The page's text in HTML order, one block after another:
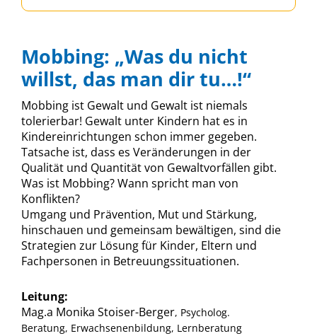
Mobbing: „Was du nicht
willst, das man dir tu…!“
Mobbing ist Gewalt und Gewalt ist niemals
tolerierbar! Gewalt unter Kindern hat es in
Kindereinrichtungen schon immer gegeben.
Tatsache ist, dass es Veränderungen in der
Qualität und Quantität von Gewaltvorfällen gibt.
Was ist Mobbing? Wann spricht man von
Konflikten?
Umgang und Prävention, Mut und Stärkung,
hinschauen und gemeinsam bewältigen, sind die
Strategien zur Lösung für Kinder, Eltern und
Fachpersonen in Betreuungssituationen.
Leitung:
Mag.a Monika Stoiser-Berger, Psycholog.
Beratung, Erwachsenenbildung, Lernberatung